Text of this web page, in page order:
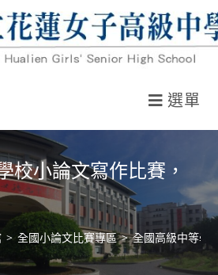
選單
校小論文寫作比賽，
> 全國小論文比賽專區 > 全國高級中等學